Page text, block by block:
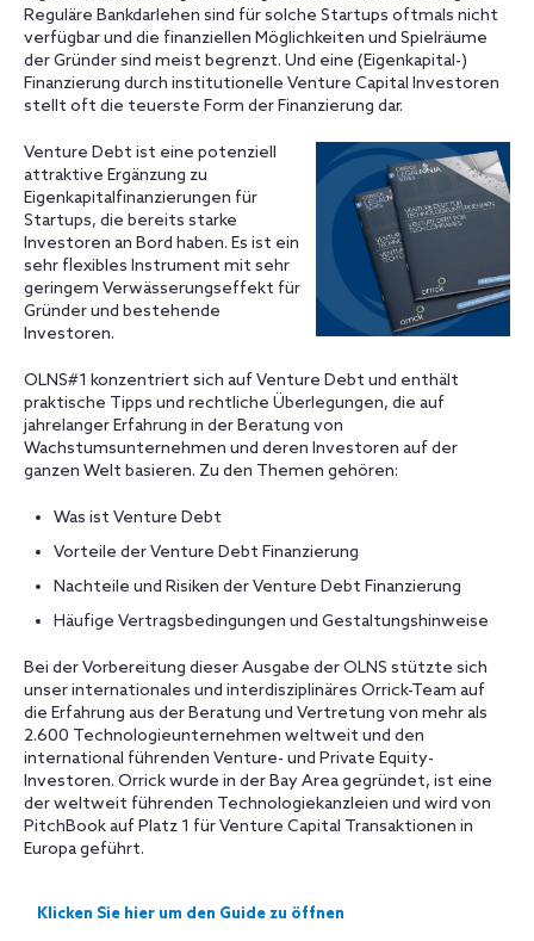
Reguläre Bankdarlehen sind für solche Startups oftmals nicht
verfügbar und die finanziellen Möglichkeiten und Spielräume
der Gründer sind meist begrenzt. Und eine (Eigenkapital-)
Finanzierung durch institutionelle Venture Capital Investoren
stellt oft die teuerste Form der Finanzierung dar.
Venture Debt ist eine potenziell
attraktive Ergänzung zu
Eigenkapitalfinanzierungen für
Startups, die bereits starke
Investoren an Bord haben. Es ist ein
sehr flexibles Instrument mit sehr
geringem Verwässerungseffekt für
Gründer und bestehende
Investoren.
OLNS#1 konzentriert sich auf Venture Debt und enthält
praktische Tipps und rechtliche Überlegungen, die auf
jahrelanger Erfahrung in der Beratung von
Wachstumsunternehmen und deren Investoren auf der
ganzen Welt basieren. Zu den Themen gehören:
Was ist Venture Debt
Vorteile der Venture Debt Finanzierung
Nachteile und Risiken der Venture Debt Finanzierung
Häufige Vertragsbedingungen und Gestaltungshinweise
Bei der Vorbereitung dieser Ausgabe der OLNS stützte sich
unser internationales und interdisziplinäres Orrick-Team auf
die Erfahrung aus der Beratung und Vertretung von mehr als
2.600 Technologieunternehmen weltweit und den
international führenden Venture- und Private Equity-
Investoren. Orrick wurde in der Bay Area gegründet, ist eine
der weltweit führenden Technologiekanzleien und wird von
PitchBook auf Platz 1 für Venture Capital Transaktionen in
Europa geführt.
Klicken Sie hier um den Guide zu öffnen